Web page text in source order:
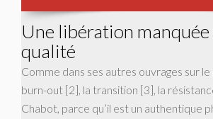
Une libération manquée
qualité
Comme dans ses autres ouvrages sur
burn-out [2], la transition [3], la
Chabot, parce qu’il est un authentique